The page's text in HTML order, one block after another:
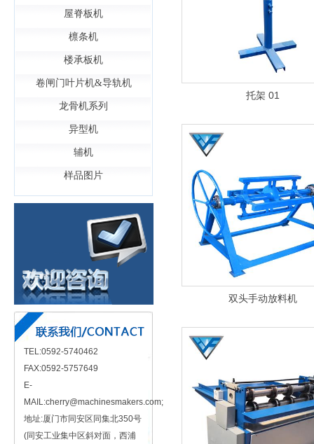
屋脊板机
檩条机
楼承板机
卷闸门叶片机&导轨机
龙骨机系列
异型机
辅机
样品图片
TEL:0592-5740462
FAX:0592-5757649
E-
MAIL:cherry@machinesmakers.com;
地址:厦门市同安区同集北350号
(同安工业集中区斜对面，西浦
托架 01
双头手动放料机